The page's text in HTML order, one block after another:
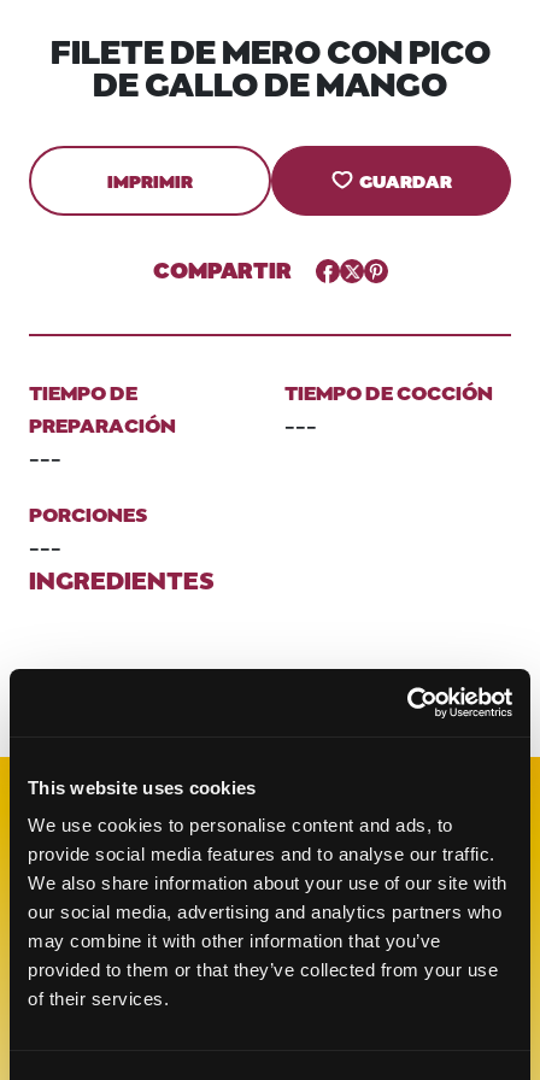
This website uses cookies
We use cookies to personalise content and ads, to
provide social media features and to analyse our traffic.
We also share information about your use of our site with
our social media, advertising and analytics partners who
may combine it with other information that you’ve
provided to them or that they’ve collected from your use
of their services.
FILETE DE MERO CON PICO
DE GALLO DE MANGO
IMPRIMIR GUARDAR
COMPARTIR Facebook
TwitterPinterest
TIEMPO DE
PREPARACIÓN
---
TIEMPO DE COCCIÓN
---
PORCIONES
---
INGREDIENTES
RECETAS
RELACIONADAS
Like This